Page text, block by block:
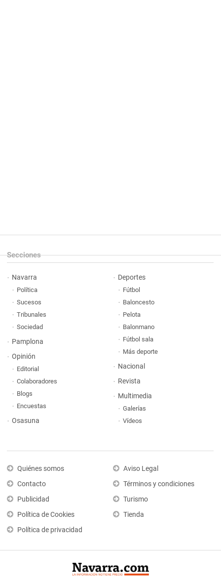
Secciones
Navarra
Política
Sucesos
Tribunales
Sociedad
Pamplona
Opinión
Editorial
Colaboradores
Blogs
Encuestas
Osasuna
Deportes
Fútbol
Baloncesto
Pelota
Balonmano
Fútbol sala
Más deporte
Nacional
Revista
Multimedia
Galerías
Vídeos
Quiénes somos
Contacto
Publicidad
Política de Cookies
Política de privacidad
Aviso Legal
Términos y condiciones
Turismo
Tienda